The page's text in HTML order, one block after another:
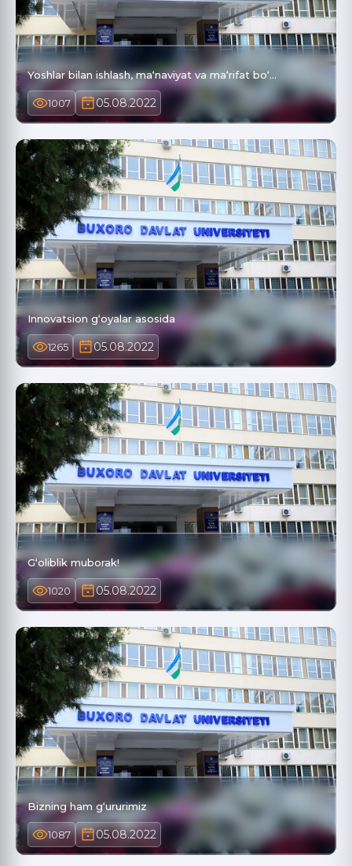
Yoshlar bilan ishlash, ma‘naviyat va ma‘rifat bo‘…
1007 05.08.2022
Innovatsion g‘oyalar asosida
1265 05.08.2022
G‘oliblik muborak!
1020 05.08.2022
Bizning ham g‘ururimiz
1087 05.08.2022